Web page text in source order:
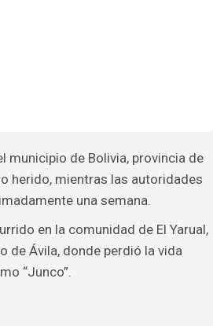
municipio de Bolivia, provincia de
herido, mientras las autoridades
una semana.
en la comunidad de El Yarual,
de Ávila, donde perdió la vida
“Junco”.